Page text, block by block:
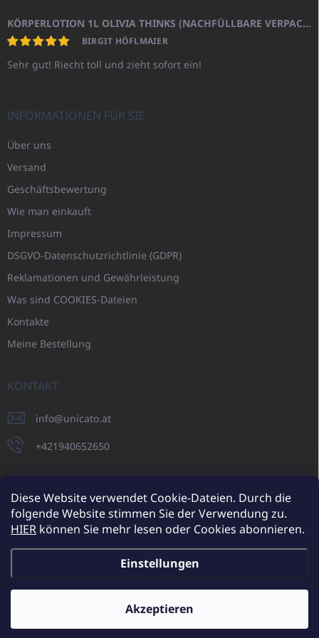
Diese Website verwendet Cookie-Dateien. Durch die
folgende Website stimmen Sie der Verwendung zu.
HIER können Sie mehr lesen oder Cookies abonnieren.
Einstellungen
Akzeptieren
KÖRPERLOTION 1L OLIVIA THINKS (NACHFÜLLBARE VERPACKUNG)
BIRGIT HÖFLMAIER
Sehr gut! Riecht toll und zieht sofort ein!
INFORMATIONEN FÜR SIE
Über uns
Versand
Geschäftsbewertung
Wie man einkauft
Impressum
DSGVO-Datenschutzrichtlinie (GDPR)
Reklamationen und Gewährleistung
Was sind COOKIES-Dateien
Kontakte
Meine Bestellung
KONTAKT
info@unicato.at
+421940652650
UNICATO.sk UNICATOshop.cz UNICATO.at UNICATO.hu
UNICATOshop.pl
UNICATOshop.de
Copyright 2026UNICATO.at. Alle Rechte vorbehalten.Cookie-
Einstellungen ändern
Zusätzliche Rabatte für Großhandelskunden (bei einer